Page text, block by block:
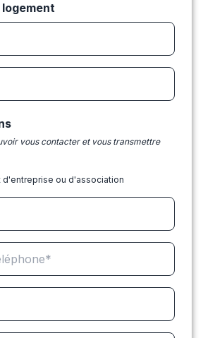
vous contacter et vous transmettre
d'entreprise ou d'association